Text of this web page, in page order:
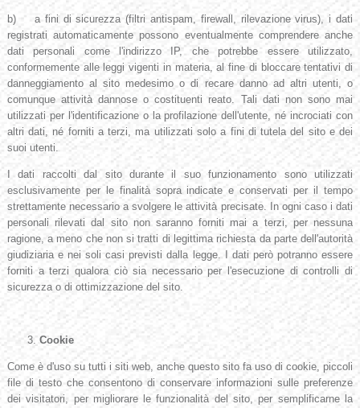
b) a fini di sicurezza (filtri antispam, firewall, rilevazione virus), i dati
registrati automaticamente possono eventualmente comprendere anche
dati personali come l'indirizzo IP, che potrebbe essere utilizzato,
conformemente alle leggi vigenti in materia, al fine di bloccare tentativi di
danneggiamento al sito medesimo o di recare danno ad altri utenti, o
comunque attività dannose o costituenti reato. Tali dati non sono mai
utilizzati per l'identificazione o la profilazione dell'utente, né incrociati con
altri dati, né forniti a terzi, ma utilizzati solo a fini di tutela del sito e dei
suoi utenti.
I dati raccolti dal sito durante il suo funzionamento sono utilizzati
esclusivamente per le finalità sopra indicate e conservati per il tempo
strettamente necessario a svolgere le attività precisate. In ogni caso i dati
personali rilevati dal sito non saranno forniti mai a terzi, per nessuna
ragione, a meno che non si tratti di legittima richiesta da parte dell'autorità
giudiziaria e nei soli casi previsti dalla legge. I dati però potranno essere
forniti a terzi qualora ciò sia necessario per l'esecuzione di controlli di
sicurezza o di ottimizzazione del sito.
Cookie
Come è d'uso su tutti i siti web, anche questo sito fa uso di cookie, piccoli
file di testo che consentono di conservare informazioni sulle preferenze
dei visitatori, per migliorare le funzionalità del sito, per semplificarne la